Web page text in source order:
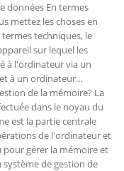
données En termes
mettez les choses en
techniques, le
sur lequel les
à l'ordinateur via un
à un ordinateur…
de la mémoire? La
dans le noyau du
est la partie centrale
de l'ordinateur et
gérer la mémoire et
système de gestion de